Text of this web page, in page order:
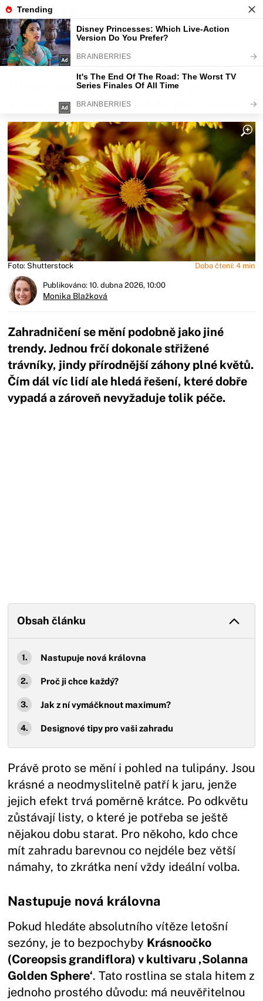
Fajntip.cz Bydlení
Po tulipánech letos neštěkne pes.
Hitem zahrad v roce 2026 je
kráska, která kvete 100 dní v kuse
Foto: Shutterstock Doba čtení: 4 min
Publikováno: 10. dubna 2026, 10:00
Monika Blažková
Zahradničení se mění podobně jako jiné
trendy. Jednou frčí dokonale střižené
trávníky, jindy přírodnější záhony plné květů.
Čím dál víc lidí ale hledá řešení, které dobře
vypadá a zároveň nevyžaduje tolik péče.
Obsah článku
Nastupuje nová královna
Proč ji chce každý?
Jak z ní vymáčknout maximum?
Designové tipy pro vaši zahradu
Právě proto se mění i pohled na tulipány. Jsou
krásné a neodmyslitelně patří k jaru, jenže
jejich efekt trvá poměrně krátce. Po odkvětu
zůstávají listy, o které je potřeba se ještě
nějakou dobu starat. Pro někoho, kdo chce
mít zahradu barevnou co nejdéle bez větší
námahy, to zkrátka není vždy ideální volba.
Nastupuje nová královna
Pokud hledáte absolutního vítěze letošní
sezóny, je to bezpochyby Krásnoočko
(Coreopsis grandiflora) v kultivaru ‚Solanna
Golden Sphere‘. Tato rostlina se stala hitem z
jednoho prostého důvodu: má neuvěřitelnou